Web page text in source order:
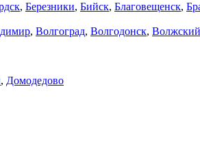
, Березники, Бийск, Благовещенск,
, Волгоград, Волгодонск, Волжский
, Домодедово